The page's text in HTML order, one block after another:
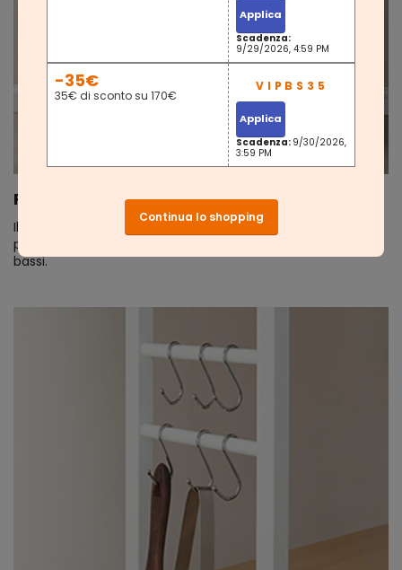
Ripiano regolabile
Il ripiano centrale inferiore può essere regolato a 2 altezze
per accogliere diversi elettrodomestici da cucina, alti o
bassi.
Applica
Scadenza:
9/29/2026, 4:59 PM
-35€
35€ di sconto su 170€
Applica
Scadenza: 9/30/2026,
3:59 PM
Continua lo shopping